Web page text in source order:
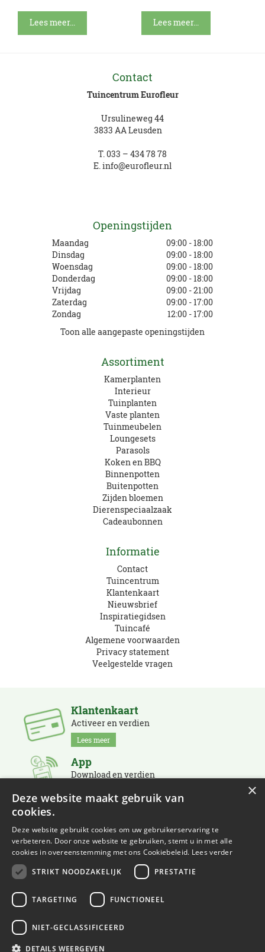
Lees meer... Lees meer...
Contact
Tuincentrum Eurofleur
Ursulineweg 44
3833 AA Leusden
T.033 – 434 78 78
E.info@eurofleur.nl
Openingstijden
Maandag
09:00 - 18:00
Dinsdag
09:00 - 18:00
Woensdag
09:00 - 18:00
Donderdag
09:00 - 18:00
Vrijdag
09:00 - 21:00
Zaterdag
09:00 - 17:00
Zondag
12:00 - 17:00
Toon alle aangepaste openingstijden
Assortiment
Kamerplanten
Interieur
Tuinplanten
Vaste planten
Tuinmeubelen
Loungesets
Parasols
Koken en BBQ
Binnenpotten
Buitenpotten
Zijden bloemen
Dierenspeciaalzaak
Cadeaubonnen
Informatie
Contact
Tuincentrum
Klantenkaart
Nieuwsbrief
Inspiratiegidsen
Tuincafé
Algemene voorwaarden
Privacy statement
Veelgestelde vragen
Klantenkaart
Activeer en verdien
Lees meer
App
Download en verdien
Schrijf je in en blijf op de hoogte
Lees meer
© Eurofleur
×
Deze website maakt gebruik van
cookies.
Deze website gebruikt cookies om uw gebruikerservaring te
verbeteren. Door onze website te gebruiken, stemt u in met alle
cookies in overeenstemming met ons Cookiebeleid. Lees verder
STRIKT NOODZAKELIJK
PRESTATIE
TARGETING FUNCTIONEEL
NIET-GECLASSIFICEERD
DETAILS WEERGEVEN